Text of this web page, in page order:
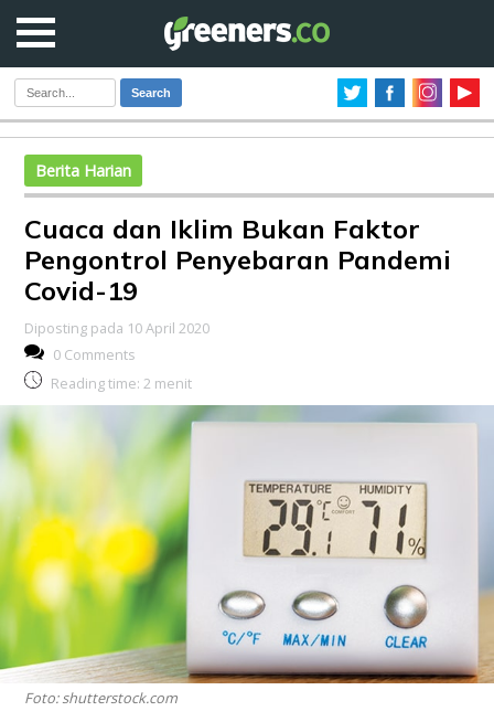
Search
Berita Harian
Cuaca dan Iklim Bukan Faktor
Pengontrol Penyebaran Pandemi
Covid-19
Diposting pada 10 April 2020
0 Comments
Reading time: 2 menit
Foto: shutterstock.com